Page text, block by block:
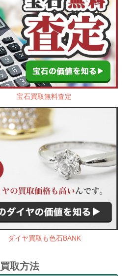
宝石買取無料査定
ダイヤ買取も色石BANK
取方法